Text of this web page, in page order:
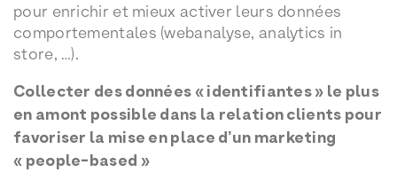
pour enrichir et mieux activer leurs données
comportementales (webanalyse, analytics in
store, …).
Collecter des données « identifiantes » le plus
en amont possible dans la relation clients pour
favoriser la mise en place d’un marketing
« people-based »